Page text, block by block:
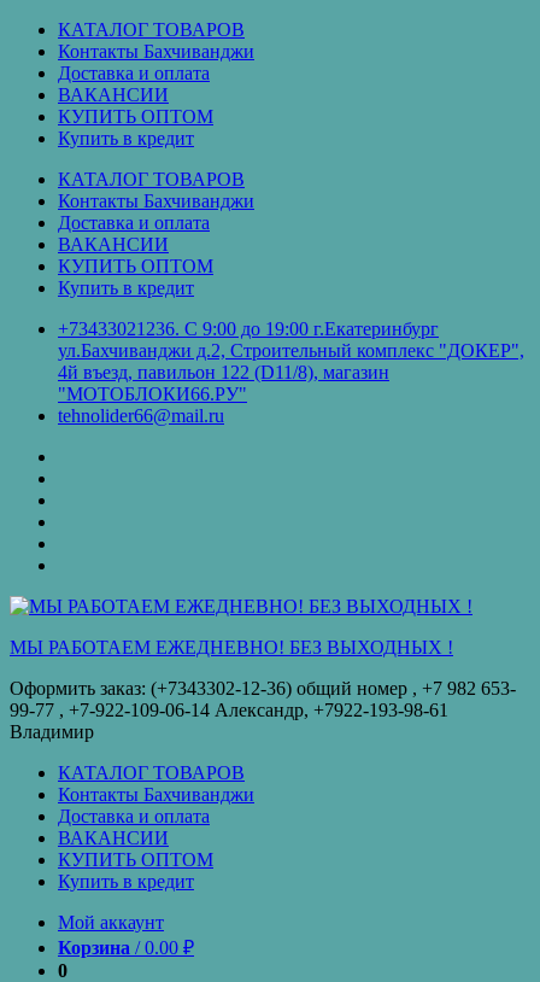
Перейти
содержимому
КАТАЛОГ ТОВАРОВ
Контакты Бахчиванджи
Доставка и оплата
ВАКАНСИИ
КУПИТЬ ОПТОМ
Купить в кредит
КАТАЛОГ ТОВАРОВ
Контакты Бахчиванджи
Доставка и оплата
ВАКАНСИИ
КУПИТЬ ОПТОМ
Купить в кредит
+73433021236. С 9:00 до 19:00 г.Екатеринбург
ул.Бахчиванджи д.2, Строительный комплекс "ДОКЕР",
4й въезд, павильон 122 (D11/8), магазин
"МОТОБЛОКИ66.РУ"
tehnolider66@mail.ru
кредит
МЫ РАБОТАЕМ ЕЖЕДНЕВНО! БЕЗ ВЫХОДНЫХ !
Оформить заказ: (+7343302-12-36) общий номер , ‪+7 982 653-
99-77‬ , +7-922-109-06-14 Александр, +7922-193-98-61
Владимир
КАТАЛОГ ТОВАРОВ
Контакты Бахчиванджи
Доставка и оплата
ВАКАНСИИ
КУПИТЬ ОПТОМ
Купить в кредит
Мой аккаунт
Корзина /0.00 ₽
0